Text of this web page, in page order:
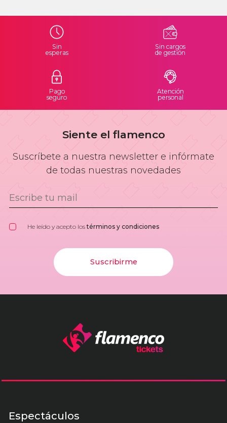
Sin
esperas
Sin cargos
de gestión
Pago
seguro
Atención
personal
Siente el flamenco
Suscríbete a nuestra newsletter e infórmate
de todas nuestras novedades
He leído y acepto lostérminos y condiciones
Suscribirme
Espectáculos